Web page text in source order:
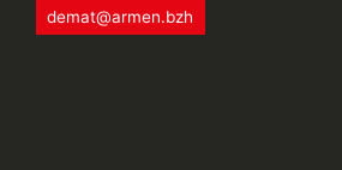
demat@armen.bzh